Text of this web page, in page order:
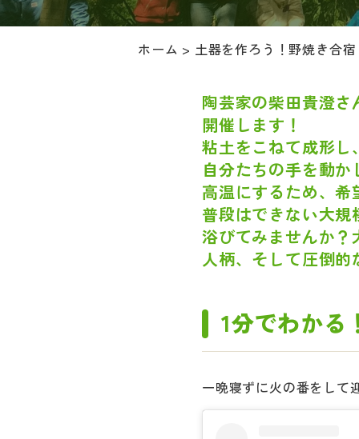
ホーム > 土器を作ろう！野焼き合宿
陶芸家の柴田貴澄
開催します！
粘土をこねて成形
自分たちの手を動
高温にするため、
普段はできない大
浴びてみませんか
人柄、そして圧倒
1分でわかる
一晩寝ずに火の番をして